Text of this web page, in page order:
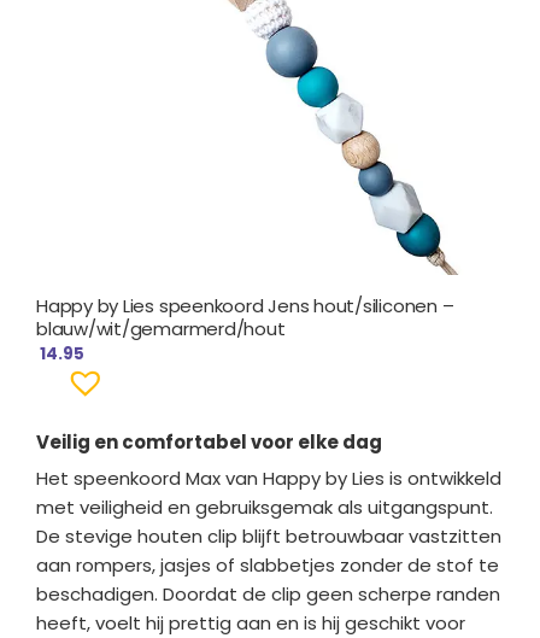
Happy by Lies speenkoord Jens hout/siliconen –
blauw/wit/gemarmerd/hout
14.95
Veilig en comfortabel voor elke dag
Het speenkoord Max van Happy by Lies is ontwikkeld
met veiligheid en gebruiksgemak als uitgangspunt.
De stevige houten clip blijft betrouwbaar vastzitten
aan rompers, jasjes of slabbetjes zonder de stof te
beschadigen. Doordat de clip geen scherpe randen
heeft, voelt hij prettig aan en is hij geschikt voor